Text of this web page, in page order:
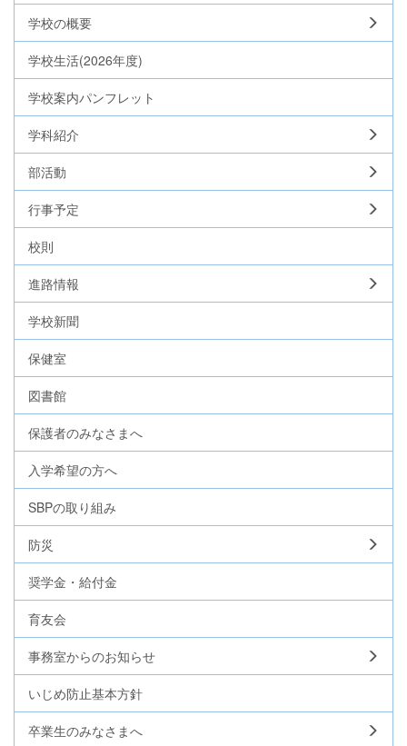
学校の概要
学校生活(2026年度)
学校案内パンフレット
学科紹介
部活動
行事予定
校則
進路情報
学校新聞
保健室
図書館
保護者のみなさまへ
入学希望の方へ
SBPの取り組み
防災
奨学金・給付金
育友会
事務室からのお知らせ
いじめ防止基本方針
卒業生のみなさまへ